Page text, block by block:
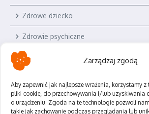
Zarządzaj zgodą
Aby zapewnić jak najlepsze wrażenia, korzystamy
pliki cookie, do przechowywania i/lub uzyskiwania
o urządzeniu. Zgoda na te technologie pozwoli
takie jak zachowanie podczas przeglądania lub
Zdrowe dziecko
Zdrowie psychiczne
Polityka Prywatności